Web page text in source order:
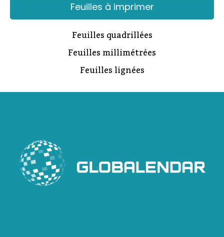
Feuilles à imprimer
Feuilles quadrillées
Feuilles millimétrées
Feuilles lignées